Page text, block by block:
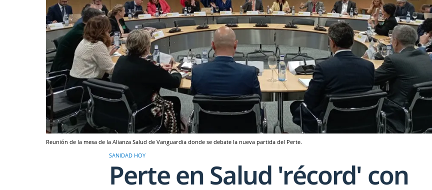
Reunión de la mesa de la Alianza Salud de Vanguardia donde se debate la nueva partida del Perte.
SANIDAD HOY
Perte en Salud 'récord' con